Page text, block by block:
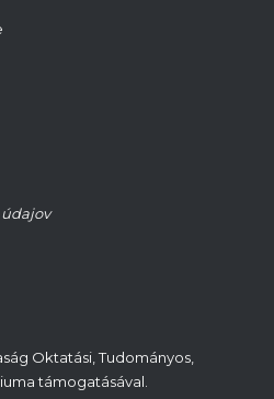
údajov
Oktatási, Tudományos,
támogatásával.